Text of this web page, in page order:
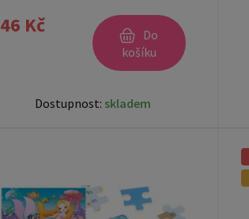
46 Kč
Do
košíku
Dostupnost: skladem